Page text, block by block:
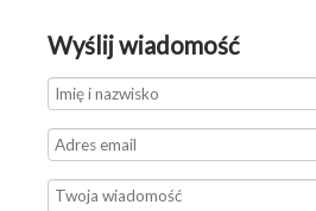
Wyślij wiadomość